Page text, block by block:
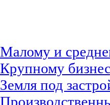
Малому и
Крупному
Земля под